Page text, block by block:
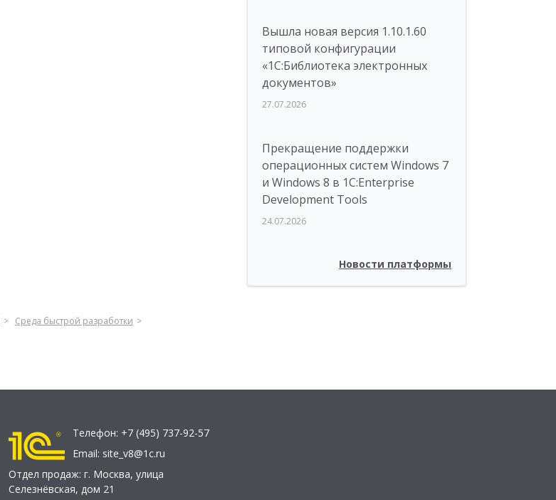
Вышла новая версия 1.10.1.60
типовой конфигурации
«1С:Библиотека электронных
документов»
27.07.2026
Прекращение поддержки
операционных систем Windows 7
и Windows 8 в 1C:Enterprise
Development Tools
24.07.2026
Новости платформы
Среда быстрой разработки
Телефон: +7 (495) 737-92-57
Email: site_v8@1c.ru
Отдел продаж: г. Москва, улица
Селезнёвская, дом 21